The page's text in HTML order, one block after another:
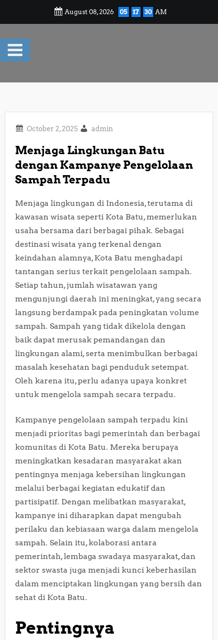
August 08, 2026 05 17 30 AM
admin
Menjaga Lingkungan Batu
dengan Kampanye Pengelolaan
Sampah Terpadu
Menjaga lingkungan di Indonesia, terutama di
kawasan wisata seperti Kota Batu, memerlukan
usaha bersama dari berbagai pihak. Sebagai
destinasi wisata yang terkenal dengan
keindahan alamnya, Kota Batu menghadapi
tantangan serius terkait pengelolaan sampah.
Setiap tahun, jumlah wisatawan yang
mengunjungi daerah ini meningkat, yang secara
langsung berdampak pada peningkatan volume
sampah. Sampah yang tidak dikelola dengan
baik dapat merusak pemandangan dan
lingkungan alami, serta menimbulkan berbagai
masalah kesehatan bagi penduduk setempat.
Oleh karena itu, perlu adanya upaya konkret
untuk mengelola sampah secara terpadu.
Kampanye pengelolaan sampah terpadu kini
menjadi prioritas bagi pemerintah dan berbagai
komunitas di Kota Batu. Mereka berupaya
meningkatkan kesadaran masyarakat akan
pentingnya menjaga kebersihan lingkungan
melalui berbagai kegiatan edukatif dan
partisipatif. Dengan melibatkan masyarakat,
kampanye ini diharapkan dapat mengubah
perilaku dan kebiasaan warga dalam mengelola
sampah. Selain itu, kolaborasi antara
pemerintah, lembaga swadaya masyarakat, dan
sektor swasta juga menjadi kunci keberhasilan
dalam menciptakan lingkungan yang bersih dan
sehat di Kota Batu.
Pentingnya